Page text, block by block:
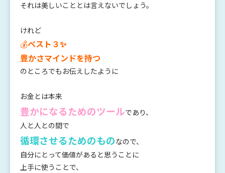
それは美しいこととは言えないでしょう。
けれど
💰ベスト３✨
豊かさマインドを持つ
のところでもお伝えしたように
お金とは本来
豊かになるためのツールであり、
人と人との間で
循環させるためのものなので、
自分にとって価値があると思うことに
上手に使うことで、